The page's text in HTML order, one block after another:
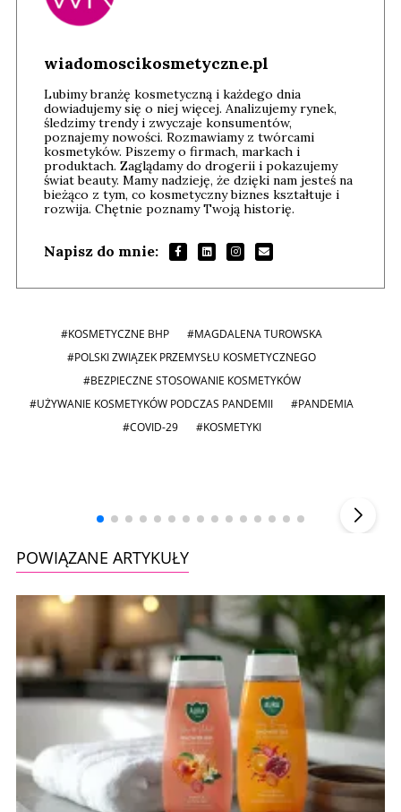
wiadomoscikosmetyczne.pl
Lubimy branżę kosmetyczną i każdego dnia
dowiadujemy się o niej więcej. Analizujemy rynek,
śledzimy trendy i zwyczaje konsumentów,
poznajemy nowości. Rozmawiamy z twórcami
kosmetyków. Piszemy o firmach, markach i
produktach. Zaglądamy do drogerii i pokazujemy
świat beauty. Mamy nadzieję, że dzięki nam jesteś na
bieżąco z tym, co kosmetyczny biznes kształtuje i
rozwija. Chętnie poznamy Twoją historię.
Napisz do mnie:
#KOSMETYCZNE BHP
#MAGDALENA TUROWSKA
#POLSKI ZWIĄZEK PRZEMYSŁU KOSMETYCZNEGO
#BEZPIECZNE STOSOWANIE KOSMETYKÓW
#UŻYWANIE KOSMETYKÓW PODCZAS PANDEMII
#PANDEMIA
#COVID-29
#KOSMETYKI
POWIĄZANE ARTYKUŁY